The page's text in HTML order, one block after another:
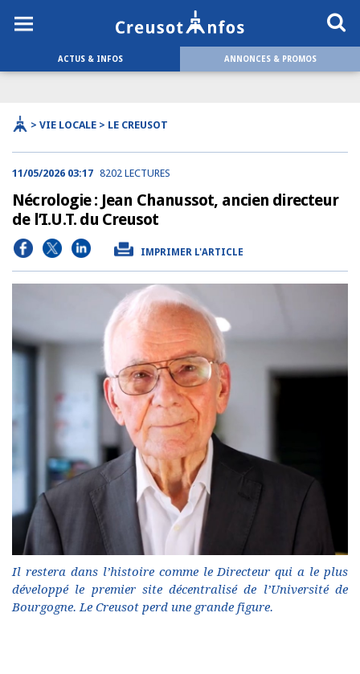
ACTUS & INFOS ANNONCES & PROMOS
> VIE LOCALE > LE CREUSOT
11/05/2026 03:17 8202 LECTURES
Nécrologie : Jean Chanussot, ancien directeur
de l’I.U.T. du Creusot
IMPRIMER L'ARTICLE
Il restera dans l’histoire comme le Directeur qui a le plus
développé le premier site décentralisé de l’Université de
Bourgogne. Le Creusot perd une grande figure.